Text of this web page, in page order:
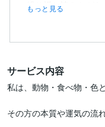
繰り返し読みながら...
もっと見る
サービス内容
私は、動物・食べ物・色
その方の本質や運気の流